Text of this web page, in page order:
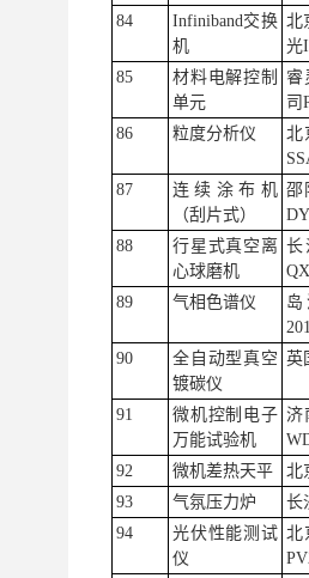
84
Infiniband交换
机
北
光
85
材料电解控制
单元
睿
司
86
粒度分析仪
北
87
连续涂布机
（刮片式）
邵
88
行星式真空离
心球磨机
长
89
气相色谱仪
90
全自动型真空
镀碳仪
英
91
微机控制电子
万能试验机
济
92
微机差热天平
北
93
气氛压力炉
长
94
光伏性能测试
仪
北